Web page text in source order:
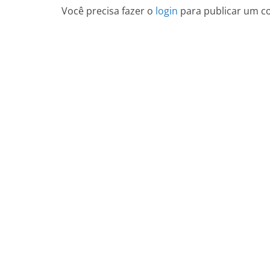
Você precisa fazer o login para publicar um